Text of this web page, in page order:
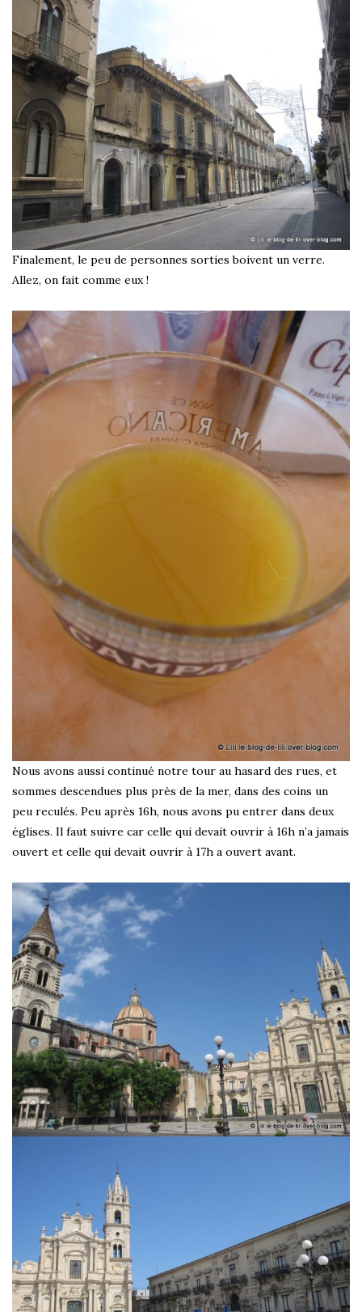
Finalement, le peu de personnes sorties boivent un verre.
Allez, on fait comme eux !
Nous avons aussi continué notre tour au hasard des rues, et
sommes descendues plus près de la mer, dans des coins un
peu reculés. Peu après 16h, nous avons pu entrer dans deux
églises. Il faut suivre car celle qui devait ouvrir à 16h n’a jamais
ouvert et celle qui devait ouvrir à 17h a ouvert avant.